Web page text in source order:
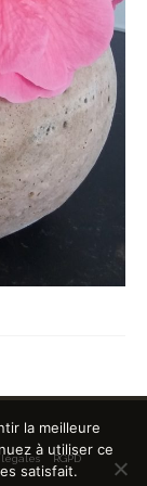
RGPD
la meilleure
à utiliser ce
satisfait.